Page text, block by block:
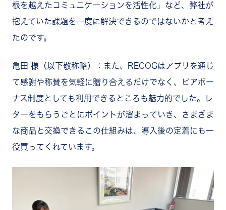
根を越えたコミュニケーションを活性化」など、弊社が
抱えていた課題を一度に解決できるのではないかと考え
たのです。
亀田 様（以下敬称略）：また、RECOGはアプリを通じ
て感謝や称賛を気軽に贈り合えるだけでなく、ピアボー
ナス制度としても利用できるところも魅力的でした。レ
ターをもらうごとにポイントが溜まっていき、さまざま
な商品と交換できるこの仕組みは、導入後の定着にも一
役買ってくれています。